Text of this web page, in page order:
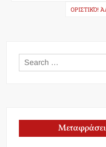
ΟΡΙΣΤΙΚΌ!